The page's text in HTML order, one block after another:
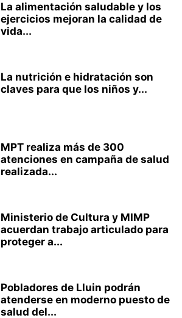
La alimentación saludable y los
ejercicios mejoran la calidad de
vida...
La nutrición e hidratación son
claves para que los niños y...
MPT realiza más de 300
atenciones en campaña de salud
realizada...
Ministerio de Cultura y MIMP
acuerdan trabajo articulado para
proteger a...
Pobladores de Lluin podrán
atenderse en moderno puesto de
salud del...